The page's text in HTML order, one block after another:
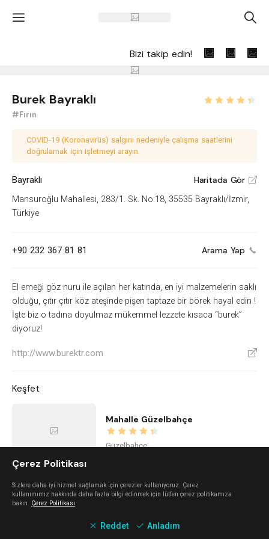
' A
Bizi takip edin!
Burek Bayraklı
#Fırın
COVID-19 (Koronavirüs) salgını nedeniyle çalışma saatlerini
doğrulamak için işletmeyi arayın.
Bayraklı Haritada Gör V
Mansuroğlu Mahallesi, 283/1. Sk. No:18, 35535 Bayraklı/İzmir,
Türkiye
+90 232 367 81 81 Arama Yap
El emeği göz nuru ile açılan her katında, en iyi malzemelerin saklı
olduğu, çıtır çıtır köz ateşinde pişen taptaze bir börek hayal edin !
İşte biz o tadına doyulmaz mükemmel lezzete kısaca “burek”
diyoruz!
http://www.burektr.com V
Keşfet
Mahalle Güzelbahçe
Güzelbahçe
Nada Alaçatı
Çerez Politikası
Sizlere daha iyi hizmet sağlamak için çerezler kullanıyoruz. Çerez
kullanımımız hakkında daha fazla bilgi edinmek için lütfen çerez politikamıza
bakın. Çerez Politikası
Reddet Anladım